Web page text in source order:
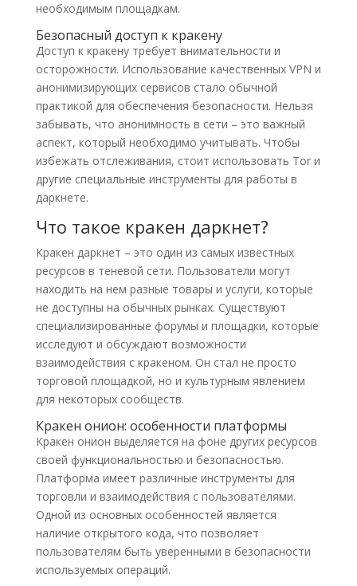
необходимым площадкам.
Безопасный доступ к кракену
Доступ к кракену требует внимательности и
осторожности. Использование качественных VPN и
анонимизирующих сервисов стало обычной
практикой для обеспечения безопасности. Нельзя
забывать, что анонимность в сети – это важный
аспект, который необходимо учитывать. Чтобы
избежать отслеживания, стоит использовать Tor и
другие специальные инструменты для работы в
даркнете.
Что такое кракен даркнет?
Кракен даркнет – это один из самых известных
ресурсов в теневой сети. Пользователи могут
находить на нем разные товары и услуги, которые
не доступны на обычных рынках. Существуют
специализированные форумы и площадки, которые
исследуют и обсуждают возможности
взаимодействия с кракеном. Он стал не просто
торговой площадкой, но и культурным явлением
для некоторых сообществ.
Кракен онион: особенности платформы
Кракен онион выделяется на фоне других ресурсов
своей функциональностью и безопасностью.
Платформа имеет различные инструменты для
торговли и взаимодействия с пользователями.
Одной из основных особенностей является
наличие открытого кода, что позволяет
пользователям быть уверенными в безопасности
используемых операций.